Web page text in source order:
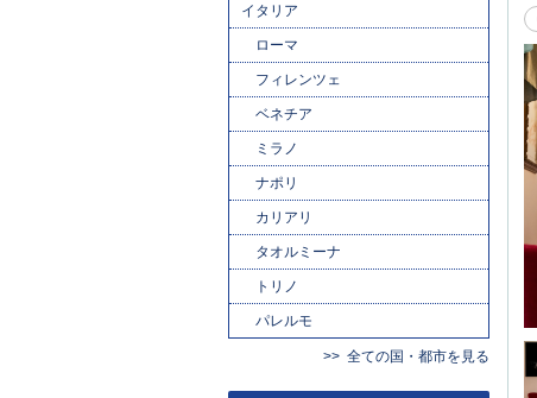
イタリア
ローマ
フィレンツェ
ベネチア
ミラノ
ナポリ
カリアリ
タオルミーナ
トリノ
パレルモ
全ての国・都市を見る